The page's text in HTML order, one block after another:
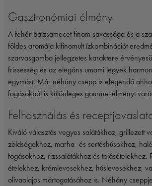
Gasztronómiai élmény
A fehér balzsamecet finom savassága és a
földes aromája kifinomult ízkombinációt
szarvasgomba jellegzetes karaktere
frissesség és az elegáns umami jegyek
egymást. Már néhány csepp is elegendő
fogásokból is különleges gourmet élményt
Felhasználás és
Kiváló választás vegyes salátákhoz, grillezett
zöldségekhez, marha- és sertéshúsokhoz,
fogásokhoz, rizssalátákhoz és tojásételekhez.
ételekhez, krémlevesekhez, húslevesekhez,
olívaolajos mártogatásához is. Néhány